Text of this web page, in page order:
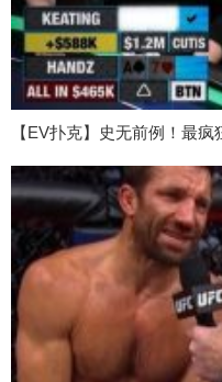
【EV扑克】史无前例！最